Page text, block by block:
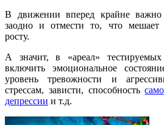
В движении вперед крайне
заодно и отмести то, что мешает
росту.
А значит, в «ареал»
включить эмоциональное
уровень тревожности и
стрессам, зависти, способность
депрессии и т.д.